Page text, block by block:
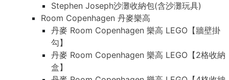
Stephen Joseph沙灘收納包(含沙灘玩具)
Room Copenhagen 丹麥樂高
丹麥 Room Copenhagen 樂高 LEGO【牆壁掛
勾】
丹麥 Room Copenhagen 樂高 LEGO【2格收納
盒】